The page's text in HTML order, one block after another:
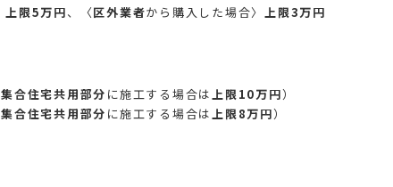
上限5万円、〈区外業者から購入した場合〉 上限3万円
集合住宅共用部分 に施工する場合は上限10万円）
集合住宅共用部分 に施工する場合は上限8万円）